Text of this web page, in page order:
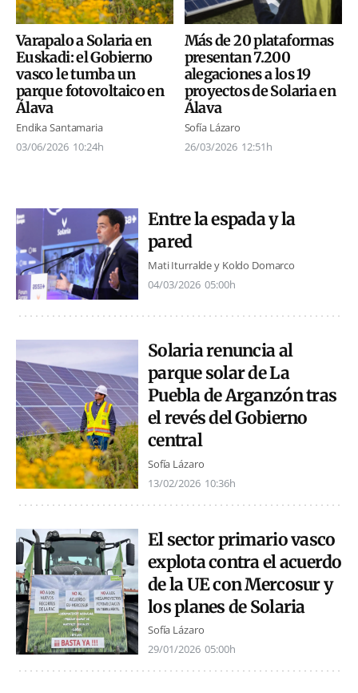
Varapalo a Solaria en
Euskadi: el Gobierno
vasco le tumba un
parque fotovoltaico en
Álava
Endika Santamaria
03/06/2026 10:24h
Más de 20 plataformas
presentan 7.200
alegaciones a los 19
proyectos de Solaria en
Álava
Sofía Lázaro
26/03/2026 12:51h
Entre la espada y la
pared
Mati Iturralde y Koldo Domarco
04/03/2026 05:00h
Solaria renuncia al
parque solar de La
Puebla de Arganzón tras
el revés del Gobierno
central
Sofía Lázaro
13/02/2026 10:36h
El sector primario vasco
explota contra el acuerdo
de la UE con Mercosur y
los planes de Solaria
Sofía Lázaro
29/01/2026 05:00h